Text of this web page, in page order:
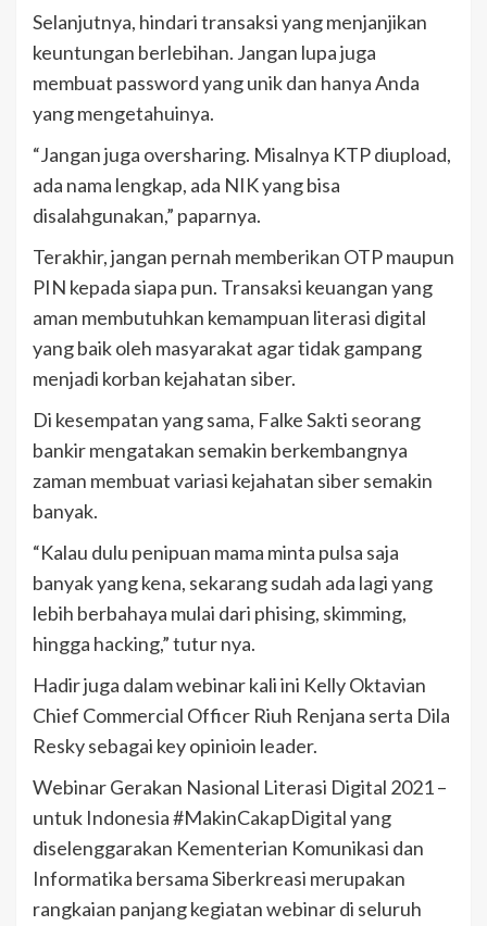
Selanjutnya, hindari transaksi yang menjanjikan
keuntungan berlebihan. Jangan lupa juga
membuat password yang unik dan hanya Anda
yang mengetahuinya.
“Jangan juga oversharing. Misalnya KTP diupload,
ada nama lengkap, ada NIK yang bisa
disalahgunakan,” paparnya.
Terakhir, jangan pernah memberikan OTP maupun
PIN kepada siapa pun. Transaksi keuangan yang
aman membutuhkan kemampuan literasi digital
yang baik oleh masyarakat agar tidak gampang
menjadi korban kejahatan siber.
Di kesempatan yang sama, Falke Sakti seorang
bankir mengatakan semakin berkembangnya
zaman membuat variasi kejahatan siber semakin
banyak.
“Kalau dulu penipuan mama minta pulsa saja
banyak yang kena, sekarang sudah ada lagi yang
lebih berbahaya mulai dari phising, skimming,
hingga hacking,” tutur nya.
Hadir juga dalam webinar kali ini Kelly Oktavian
Chief Commercial Officer Riuh Renjana serta Dila
Resky sebagai key opinioin leader.
Webinar Gerakan Nasional Literasi Digital 2021 –
untuk Indonesia #MakinCakapDigital yang
diselenggarakan Kementerian Komunikasi dan
Informatika bersama Siberkreasi merupakan
rangkaian panjang kegiatan webinar di seluruh